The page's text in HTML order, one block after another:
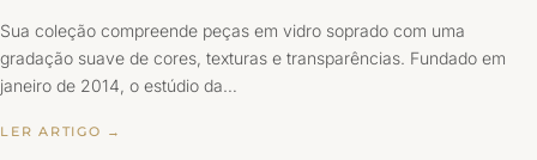
Sua coleção compreende peças em vidro soprado com uma
gradação suave de cores, texturas e transparências. Fundado em
janeiro de 2014, o estúdio da…
LER ARTIGO →